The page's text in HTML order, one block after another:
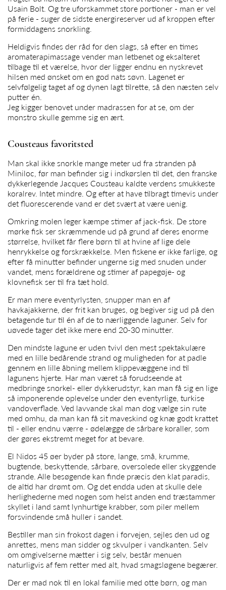
Usain Bolt. Og tre uforskammet store portioner - man er vel
på ferie - suger de sidste energireserver ud af kroppen efter
formiddagens snorkling.
Heldigvis findes der råd for den slags, så efter en times
aromaterapimassage vender man letbenet og eksalteret
tilbage til et værelse, hvor der ligger endnu en nyskrevet
hilsen med ønsket om en god nats søvn. Lagenet er
selvfølgelig taget af og dynen lagt tilrette, så den næsten selv
putter én.
Jeg kigger benovet under madrassen for at se, om der
monstro skulle gemme sig en ært.
Cousteaus favoritsted
Man skal ikke snorkle mange meter ud fra stranden på
Miniloc, før man befinder sig i indkørslen til det, den franske
dykkerlegende Jacques Cousteau kaldte verdens smukkeste
koralrev. Intet mindre. Og efter at have tilbragt timevis under
det fluorescerende vand er det svært at være uenig.
Omkring molen leger kæmpe stimer af jack-fisk. De store
mørke fisk ser skræmmende ud på grund af deres enorme
størrelse, hvilket får flere børn til at hvine af lige dele
henrykkelse og forskrækkelse. Men fiskene er ikke farlige, og
efter få minutter befinder ungerne sig med snuden under
vandet, mens forældrene og stimer af papegøje- og
klovnefisk ser til fra tæt hold.
Er man mere eventyrlysten, snupper man en af
havkajakkerne, der frit kan bruges, og begiver sig ud på den
betagende tur til én af de to nærliggende laguner. Selv for
uøvede tager det ikke mere end 20-30 minutter.
Den mindste lagune er uden tvivl den mest spektakulære
med en lille bedårende strand og muligheden for at padle
gennem en lille åbning mellem klippevæggene ind til
lagunens hjerte. Har man været så forudseende at
medbringe snorkel- eller dykkerudstyr, kan man få sig en lige
så imponerende oplevelse under den eventyrlige, turkise
vandoverflade. Ved lavvande skal man dog vælge sin rute
med omhu, da man kan få sit maveskind og knæ godt krattet
til - eller endnu værre - ødelægge de sårbare koraller, som
der gøres ekstremt meget for at bevare.
El Nidos 45 øer byder på store, lange, små, krumme,
bugtende, beskyttende, sårbare, oversolede eller skyggende
strande. Alle besøgende kan finde præcis den klat paradis,
de altid har drømt om. Og det endda uden at skulle dele
herlighederne med nogen som helst anden end træstammer
skyllet i land samt lynhurtige krabber, som piler mellem
forsvindende små huller i sandet.
Bestiller man sin frokost dagen i forvejen, sejles den ud og
anrettes, mens man sidder og skvulper i vandkanten. Selv
om omgivelserne mætter i sig selv, består menuen
naturligvis af fem retter med alt, hvad smagsløgene begærer.
Der er mad nok til en lokal familie med otte børn, og man